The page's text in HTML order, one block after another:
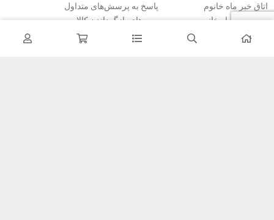
اتاق خبر ماه خانوم
فروش در ماه خانوم
همکاری با سازمان‌ها
پاسخ به پرسش‌های متداول
رویه‌های بازگرداندن کالا
شرایط استفاده